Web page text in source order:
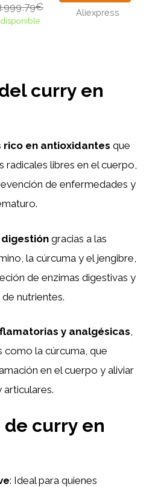
disponible
Aliexpress
curry en
rico en antioxidantes que
radicales libres en el cuerpo,
de enfermedades y
gracias a las
la cúrcuma y el jengibre,
de enzimas digestivas y
nutrientes.
y analgésicas,
como la cúrcuma, que
en el cuerpo y aliviar
de curry en
: Ideal para quienes